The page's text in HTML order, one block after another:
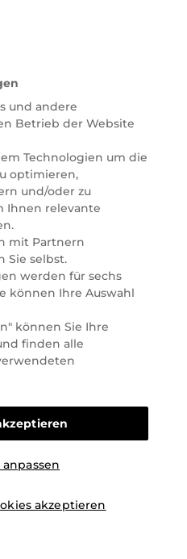
der perfekten Lösung
Sie auch unsere
und bestellen Sie ganz
Routine direkt nach
Parfümerie liefern.
1984 in Paris gegründet
vertreten. Mit rund 80
Online Shop sind wir
in
wir auch nach
Aktionen und
Anlässen finden Sie bei
Herzen höherschlagen
dass Freude auf viele
Vom beruhigenden
Lieblingsaugencreme
zu nachhaltigen
wir jeden Tag nach
Wohlfühlen zu
zu beraten und bei Ihren
und andere
Betrieb der Website
Technologien um die
optimieren,
und/oder zu
Ihnen relevante
mit Partnern
Sie selbst.
werden für sechs
können Ihre Auswahl
können Sie Ihre
finden alle
akzeptieren